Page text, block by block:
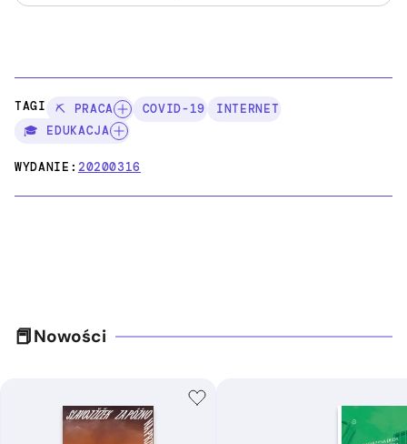
TAGI: ⛏️ PRACA COVID-19
INTERNET
🎓 EDUKACJA
WYDANIE:20200316
Nowości